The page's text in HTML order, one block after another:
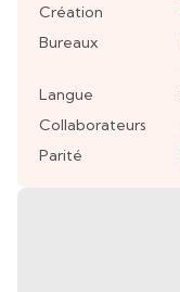
Création
Bureaux
Langue
Collaborateurs
Parité